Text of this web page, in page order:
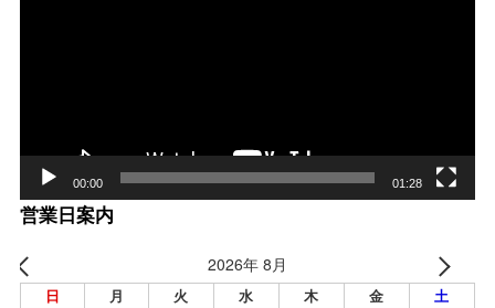
00:00 01:28
営業日案内
2026年 8月
日 月 火 水 木 金 土